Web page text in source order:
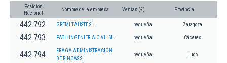
Posición
Nacional
Nombre de la empresa Ventas (€) Provincia
442.792 GREMI TAUSTE SL pequeña Zaragoza
442.793 PATH INGENIERIA CIVIL SL. pequeña Cáceres
442.794
FRAGA ADMINISTRACION
DE FINCAS SL
pequeña Lugo